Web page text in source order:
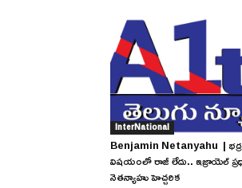
InterNational
Benjamin Netanyahu |
విషయంలో రాజీ లేదు.. ఇజ్రాయెల్
నెతన్యాహు హెచ్చరిక